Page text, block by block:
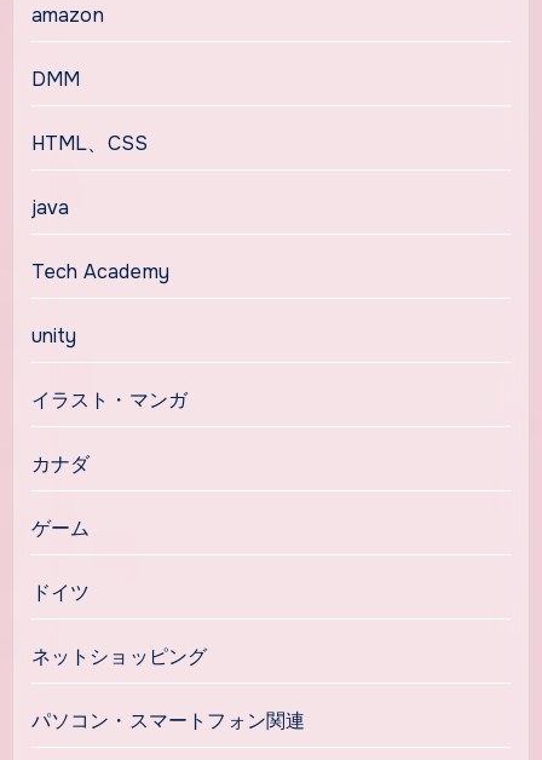
amazon
DMM
HTML、CSS
java
Tech Academy
unity
イラスト・マンガ
カナダ
ゲーム
ドイツ
ネットショッピング
パソコン・スマートフォン関連